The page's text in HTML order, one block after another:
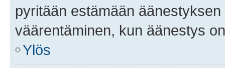
pyritään estämään
väärentäminen, kun äänestys
Ylös